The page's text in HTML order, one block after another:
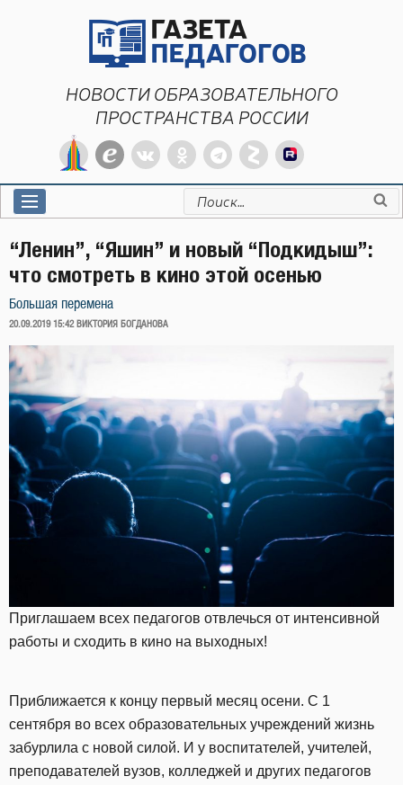
НОВОСТИ ОБРАЗОВАТЕЛЬНОГО
ПРОСТРАНСТВА РОССИИ
Искать:
“Ленин”, “Яшин” и новый “Подкидыш”:
что смотреть в кино этой осенью
Большая перемена
ОПУБЛИКОВАНО
20.09.2019 15:42 ВИКТОРИЯ БОГДАНОВА
Приглашаем всех педагогов отвлечься от интенсивной
работы и сходить в кино на выходных!
Приближается к концу первый месяц осени. С 1
сентября во всех образовательных учреждений жизнь
забурлила с новой силой. И у воспитателей, учителей,
преподавателей вузов, колледжей и других педагогов